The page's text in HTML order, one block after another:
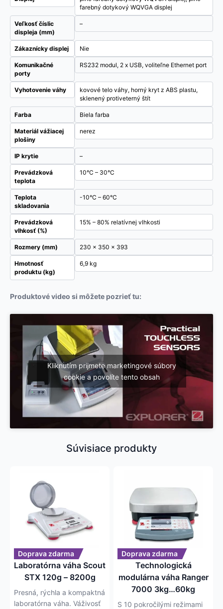
farebný dotykový WQVGA displej
Veľkosť číslic
displeja (mm)
–
Zákaznícky displej Nie
Komunikačné
porty
RS232 modul, 2 x USB, voliteľne Ethernet port
Vyhotovenie váhy
kovové telo váhy, horný kryt z ABS plastu,
sklenený protiveterný štít
Farba Biela farba
Materiál vážiacej
plošiny
nerez
IP krytie –
Prevádzková
teplota
10°C – 30°C
Teplota
skladovania
-10°C – 60°C
Prevádzková
vlhkosť (%)
15% – 80% relatívnej vlhkosti
Rozmery (mm) 230 x 350 x 393
Hmotnosť
produktu (kg)
6,9 kg
Produktové video si môžete pozrieť tu:
Kliknutím prijmete marketingové súbory
cookie a povolíte tento obsah
Súvisiace produkty
Doprava zdarma
Laboratórna váha Scout
STX 120g – 8200g
Presná, rýchla a kompaktná
laboratórna váha. Váživosť
produkt
viacero
variantov.
Možnosti
môžete
vybrať
produktu.
Doprava zdarma
Technologická
modulárna váha Ranger
7000 3kg…60kg
S 10 pokročilými režimami
produkt
viacero
variantov.
Možnosti
môžete
vybrať
stránke
produktu.